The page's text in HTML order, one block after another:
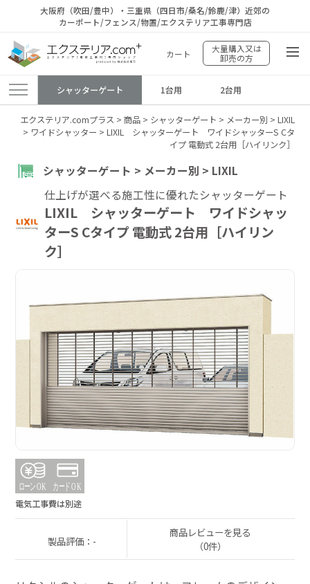
大阪府（吹田/豊中）・三重県（四日市/桑名/鈴鹿/津）近郊の
カーポート/フェンス/物置/エクステリア工事専門店
カート
大量購入又は
卸売の方
シャッターゲート 1台用 2台用
エクステリア.comプラス > 商品> シャッターゲート > メーカー別 > LIXIL
> ワイドシャッター > LIXIL シャッターゲート ワイドシャッターS Cタ
イプ 電動式 2台用［ハイリンク］
シャッターゲート > メーカー別 > LIXIL
仕上げが選べる施工性に優れたシャッターゲート
LIXIL シャッターゲート ワイドシャッ
ターS Cタイプ 電動式 2台用［ハイリン
ク］
電気工事費は別途
製品評価：-
商品レビューを見る
（0件）